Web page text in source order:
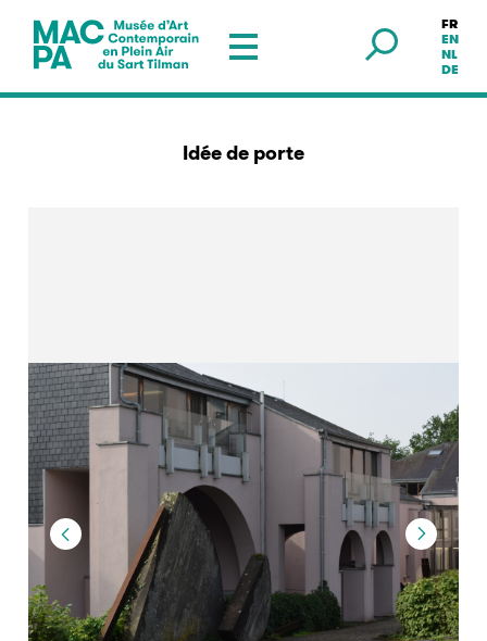
Musée en plein air — Sart Tilman
FR
EN
NL
DE
Idée de porte